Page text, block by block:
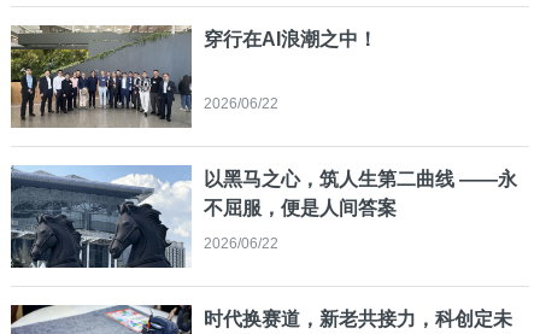
穿行在AI浪潮之中！
2026/06/22
以黑马之心，筑人生第二曲线 ——永
不屈服，便是人间答案
2026/06/22
时代换赛道，新老共接力，科创定未